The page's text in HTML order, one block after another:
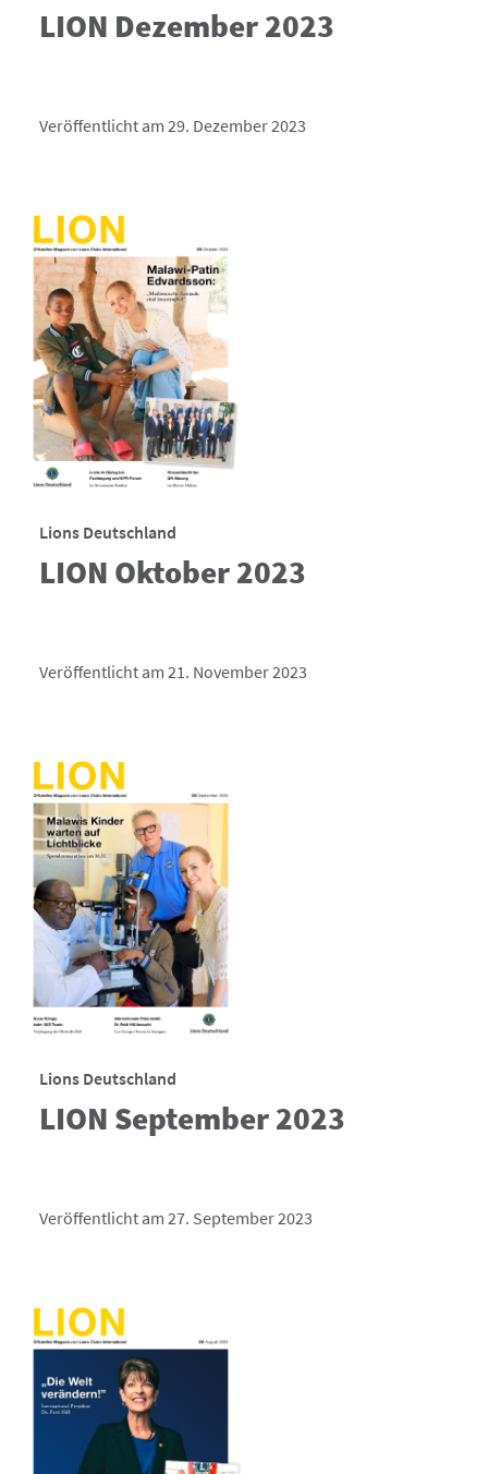
LION Dezember 2023
Veröffentlicht am 29. Dezember 2023
Lions Deutschland
LION Oktober 2023
Veröffentlicht am 21. November 2023
Lions Deutschland
LION September 2023
Veröffentlicht am 27. September 2023